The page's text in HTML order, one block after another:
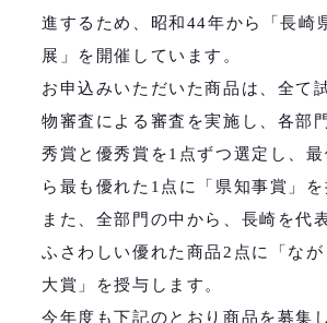
進するため、昭和44年から「長崎
展」を開催しています。
お申込みいただいた商品は、全て
物審査による審査を実施し、各部
秀賞と優秀賞を1点ずつ選定し、
ら最も優れた1点に「県知事賞」を
また、全部門の中から、長崎を代
ふさわしい優れた商品2点に「な
大賞」を授与します。
今年度も下記のとおり商品を募集